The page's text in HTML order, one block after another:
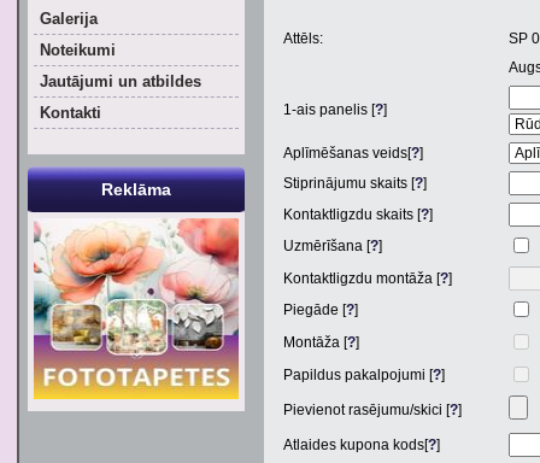
Attēls:
SP
1-ais panelis [?]
Aplīmēšanas veids[?]
Stiprinājumu skaits [?]
Kontaktligzdu skaits [?]
Uzmērīšana [?]
Kontaktligzdu montāža [?]
Piegāde [?]
Montāža [?]
Papildus pakalpojumi [?]
Pievienot rasējumu/skici [?]
Atlaides kupona kods[?]
Galerija
Noteikumi
Jautājumi un atbildes
Kontakti
Reklāma